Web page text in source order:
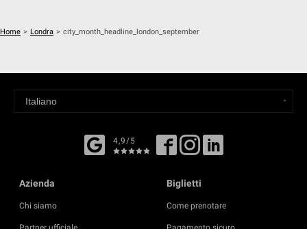
Home > Londra > city_month_headline_london_september
4,9/5
Azienda
Chi siamo
Biglietti
Come prenotare